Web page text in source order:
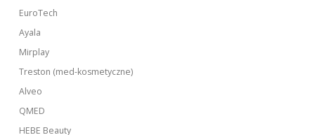
EuroTech
Ayala
Mirplay
Treston (med-kosmetyczne)
Alveo
QMED
HEBE Beauty